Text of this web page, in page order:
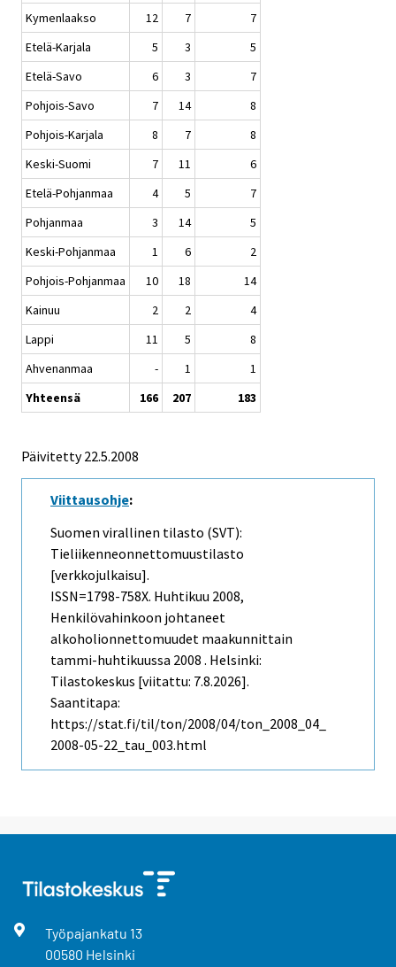
Kymenlaakso
12 7
7
Etelä-Karjala
5 3
5
Etelä-Savo
6 3
7
Pohjois-Savo
7 14
8
Pohjois-Karjala
8 7
8
Keski-Suomi
7 11
6
Etelä-Pohjanmaa
4 5
7
Pohjanmaa
3 14
5
Keski-Pohjanmaa
1 6
2
Pohjois-Pohjanmaa
10 18
14
Kainuu
2 2
4
Lappi
11 5
8
Ahvenanmaa
- 1
1
Yhteensä
166 207 183
Päivitetty22.5.2008
Viittausohje:
Suomen virallinen tilasto (SVT):
Tieliikenneonnettomuustilasto
[verkkojulkaisu].
ISSN=1798-758X. Huhtikuu 2008,
Henkilövahinkoon johtaneet
alkoholionnettomuudet maakunnittain
tammi-huhtikuussa 2008 . Helsinki:
Tilastokeskus [viitattu: 7.8.2026].
Saantitapa:
https://stat.fi/til/ton/2008/04/ton_2008_04_
2008-05-22_tau_003.html
Työpajankatu 13
00580 Helsinki